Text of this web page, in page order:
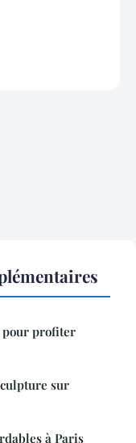
pour profiter
sur
à Paris